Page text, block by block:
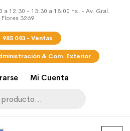
a 12:30 - 13:30 a 18:00 hs. - Av. Gral.
Flores 3269
985 043 - Ventas
& Com. Exterior
Mi Cuenta